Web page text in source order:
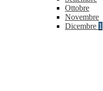
Ottobre
Novembre
Dicembre 1